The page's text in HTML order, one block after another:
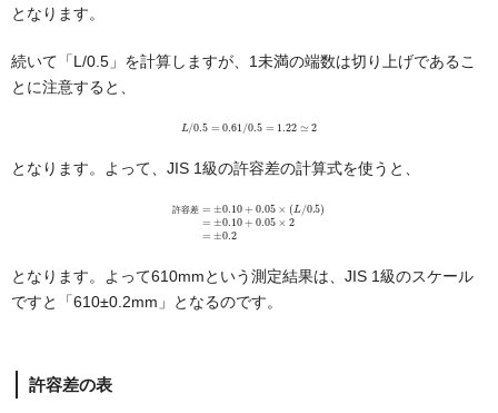
となります。
続いて「L/0.5」を計算しますが、1未満の端数は切り上げであるこ
とに注意すると、
0.5=0.61 /0.5 =1.22
となります。よって、JIS 1級の許容差の計算式を使うと、
+0.05×( L/0.5)= ±0.10
となります。よって610mmという測定結果は、JIS 1級のスケール
ですと「610±0.2mm」となるのです。
許容差の表